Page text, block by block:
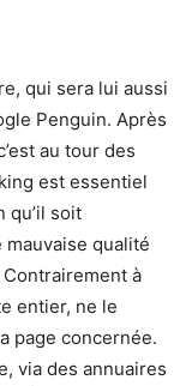
qui sera lui aussi
Penguin. Après
au tour des
est essentiel
qu’il soit
qualité
à
entier, ne le
page concernée.
via des annuaires